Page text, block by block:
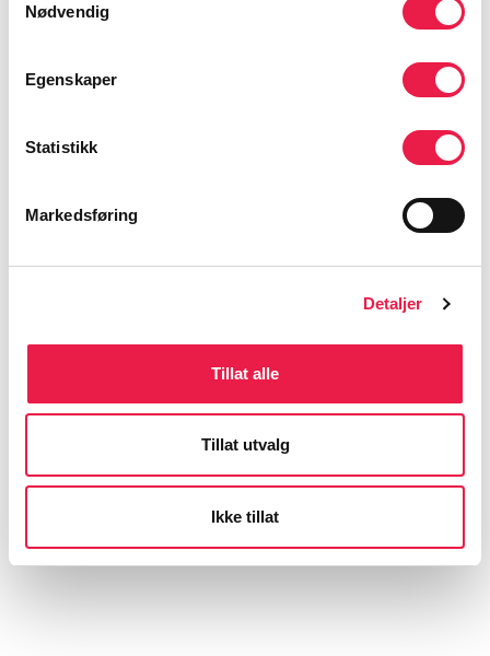
Nødvendig
Egenskaper
Statistikk
Markedsføring
Detaljer
Tillat alle
Tillat utvalg
Ikke tillat
Flere aktueltsaker
Meld deg på nyhetsbrev